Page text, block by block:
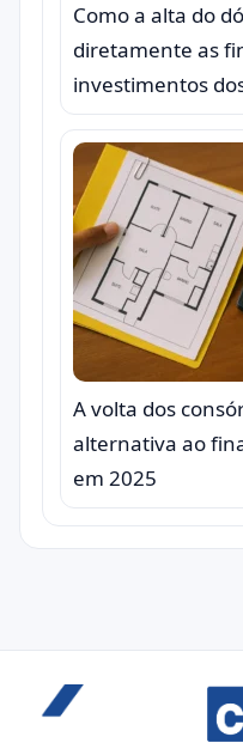
Como a alta do
diretamente as
investimentos
A volta dos
alternativa ao
em 2025